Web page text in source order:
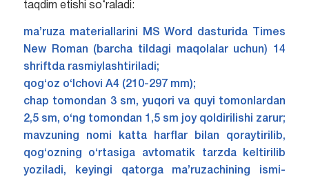
taqdim etishi so‘raladi:
ma’ruza materiallarini MS Word dasturida Times
New Roman (barcha tildagi maqolalar uchun) 14
shriftda rasmiylashtiriladi;
qog‘oz o‘lchovi A4 (210-297 mm);
chap tomondan 3 sm, yuqori va quyi tomonlardan
2,5 sm, o‘ng tomondan 1,5 sm joy qoldirilishi zarur;
mavzuning nomi katta harflar bilan qoraytirilib,
qog‘ozning o‘rtasiga avtomatik tarzda keltirilib
yoziladi, keyingi qatorga ma’ruzachining ismi-